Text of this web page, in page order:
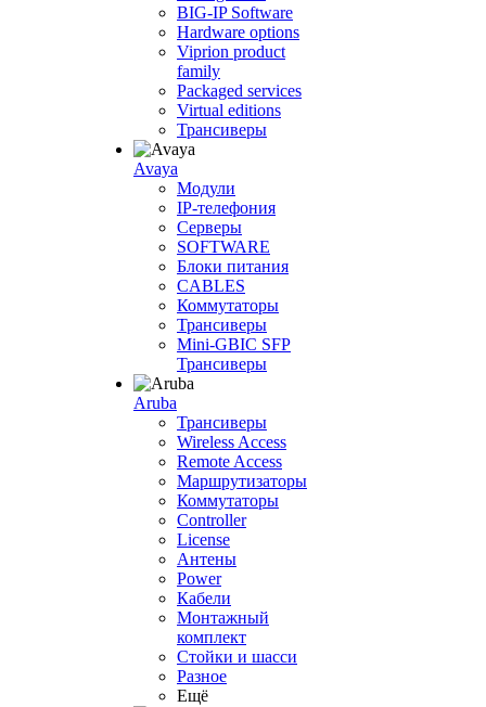
BIG-IP Software
Hardware options
Viprion product
family
Packaged services
Virtual editions
Трансиверы
Avaya
Модули
IP-телефония
Серверы
SOFTWARE
Блоки питания
CABLES
Коммутаторы
Трансиверы
Mini-GBIC SFP
Трансиверы
Aruba
Трансиверы
Wireless Access
Remote Access
Маршрутизаторы
Коммутаторы
Controller
License
Антены
Power
Кабели
Монтажный
комплект
Стойки и шасси
Разное
Ещё